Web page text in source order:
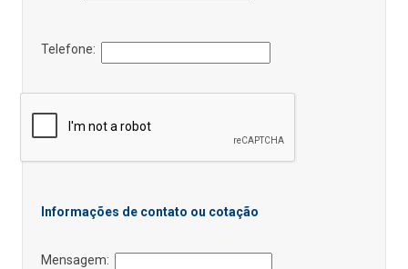
Telefone:
Informações de contato ou cotação
Mensagem: